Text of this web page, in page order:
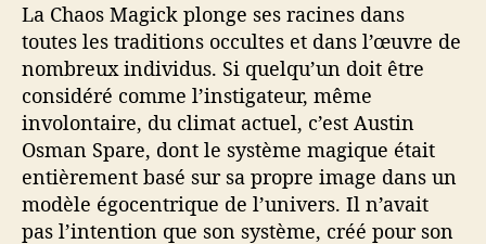
La Chaos Magick plonge ses racines dans
toutes les traditions occultes et dans l’œuvre de
nombreux individus. Si quelqu’un doit être
considéré comme l’instigateur, même
involontaire, du climat actuel, c’est Austin
Osman Spare, dont le système magique était
entièrement basé sur sa propre image dans un
modèle égocentrique de l’univers. Il n’avait
pas l’intention que son système, créé pour son